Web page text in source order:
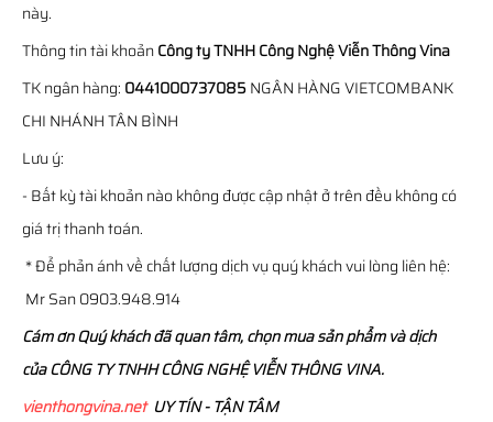
này.
Thông tin tài khoảnCông ty TNHH Công Nghệ Viễn Thông Vina
TK ngân hàng: 0441000737085NGÂN HÀNG VIETCOMBANK
CHI NHÁNH TÂN BÌNH
Lưu ý:
- Bất kỳ tài khoản nào không được cập nhật ở trên đều không có
giá trị thanh toán.
* Để phản ánh về chất lượng dịch vụ quý khách vui lòng liên hệ:
Mr San 0903.948.914
Cám ơn Quý khách đã quan tâm, chọn mua sản phẩm và dịch
của CÔNG TY TNHH CÔNG NGHỆ VIỄN THÔNG VINA.
vienthongvina.netUY TÍN - TẬN TÂM